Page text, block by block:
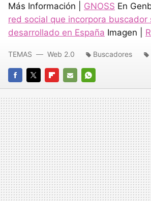
Más Información | GNOSS En
red social que incorpora buscador
desarrollado en España Imagen |
FACEBOOK
TWITTERFLIPBOARD
E-
MAIL
WHATSAPP
TEMAS Web 2.0 Buscadores